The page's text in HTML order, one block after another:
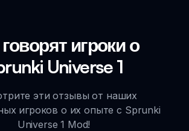
игроки о
Universe 1
эти отзывы от наших
игроков о их опыте с Sprunki
Universe 1 Mod!